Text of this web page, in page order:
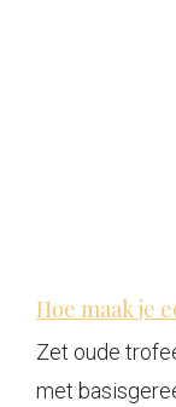
Hoe maak je
Zet oude
met